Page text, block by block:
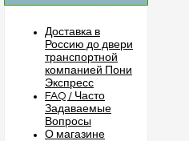
Доставка в
Россию до двери
транспортной
компанией Пони
Экспресс
FAQ / Часто
Задаваемые
Вопросы
О магазине